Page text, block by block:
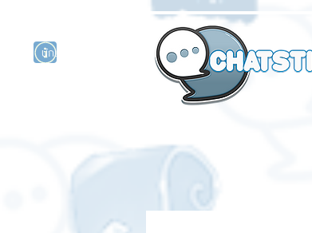
นักแสดงศิลปิน